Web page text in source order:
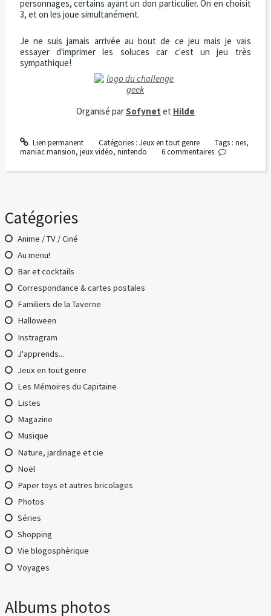
personnages, certains ayant un don particulier. On en choisit
3, et on les joue simultanément.
Je ne suis jamais arrivée au bout de ce jeu mais je vais
essayer d'imprimer les soluces car c'est un jeu très
sympathique!
Organisé parSofynet et Hilde
Lien permanent Catégories : Jeux en tout genre Tags : nes,
maniac mansion, jeux vidéo, nintendo 6commentaires
Catégories
Anime / TV / Ciné
Au menu!
Bar et cocktails
Correspondance & cartes postales
Familiers de la Taverne
Halloween
Instragram
J'apprends...
Jeux en tout genre
Les Mémoires du Capitaine
Listes
Magazine
Musique
Nature, jardinage et cie
Noël
Paper toys et autres bricolages
Photos
Séries
Shopping
Vie blogosphèrique
Voyages
Albums photos